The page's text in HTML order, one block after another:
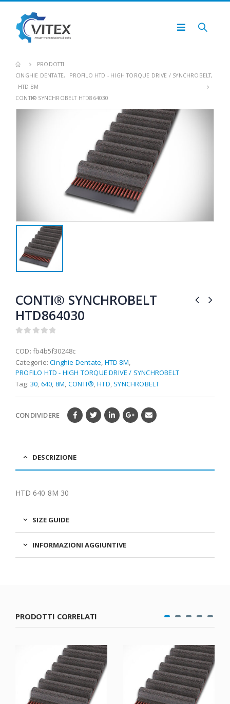
PRODOTTI
CINGHIE DENTATE, PROFILO HTD - HIGH TORQUE DRIVE / SYNCHROBELT,
HTD 8M
CONTI® SYNCHROBELT HTD864030
CONTI® SYNCHROBELT
HTD864030
COD: fb4b5f30248c
Categorie:Cinghie Dentate HTD 8M
PROFILO HTD - HIGH TORQUE DRIVE / SYNCHROBELT
Tag: 30 640 8M CONTI® ,HTD SYNCHROBELT
CONDIVIDERE
DESCRIZIONE
HTD 640 8M 30
SIZE GUIDE
INFORMAZIONI AGGIUNTIVE
PRODOTTI CORRELATI